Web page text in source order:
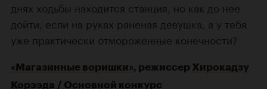
днях ходьбы находится станция, но как до нее
дойти, если на руках раненая девушка, а у тебя
уже практически отмороженные конечности?
«Магазинные воришки», режиссер Хирокадзу
Корээда / Основной конкурс